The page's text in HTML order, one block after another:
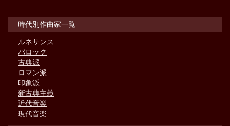
時代別作曲家一覧
ルネサンス
バロック
古典派
ロマン派
印象派
新古典主義
近代音楽
現代音楽